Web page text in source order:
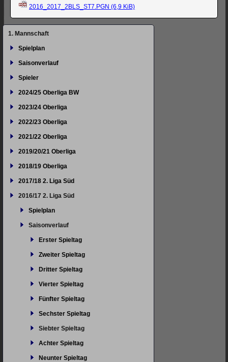
2016_2017_2BLS_ST7.PGN (6,9 KiB)
Navigation
1. Mannschaft
Spielplan
Saisonverlauf
Spieler
2024/25 Oberliga BW
2023/24 Oberliga
2022/23 Oberliga
2021/22 Oberliga
2019/20/21 Oberliga
2018/19 Oberliga
2017/18 2. Liga Süd
2016/17 2. Liga Süd
Spielplan
Saisonverlauf
Erster Spieltag
Zweiter Spieltag
Dritter Spieltag
Vierter Spieltag
Fünfter Spieltag
Sechster Spieltag
Siebter Spieltag
Achter Spieltag
Neunter Spieltag